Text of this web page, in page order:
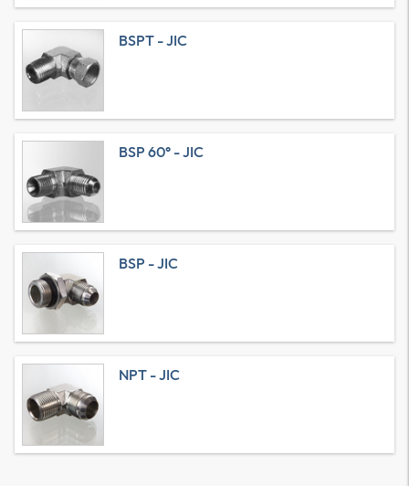
BSPT - JIC
BSP 60° - JIC
BSP - JIC
NPT - JIC